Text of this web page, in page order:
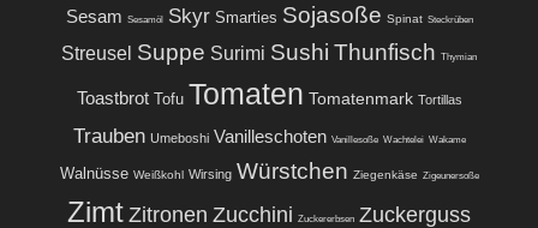
Sesam Sesamöl Skyr Smarties Sojasoße Spinat Steckrüben
Streusel Suppe Surimi Sushi Thunfisch Thymian
Toastbrot Tofu Tomaten Tomatenmark Tortillas
Trauben Umeboshi Vanilleschoten Vanillesoße Wachtelei Wakame
Walnüsse Weißkohl Wirsing Würstchen Ziegenkäse Zigeunersoße
Zimt Zitronen Zucchini Zuckererbsen Zuckerguss